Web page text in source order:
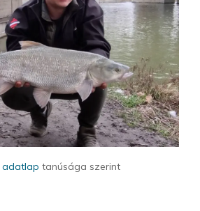
adatlap tanúsága szerint